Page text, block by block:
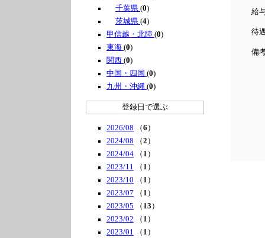
千葉県 (0)
茨城県 (4)
甲信越・北陸 (0)
東海 (0)
関西 (0)
中国・四国 (0)
九州・沖縄 (0)
登録日で選ぶ
2026/08 （6 ）
2024/08 （2 ）
2024/04 （ 1 ）
2023/11 （ 1 ）
2023/10 （ 1 ）
2023/07 （ 1 ）
2023/05 （ 13 ）
2023/02 （ 1 ）
2023/01 （ 1 ）
給
待
備